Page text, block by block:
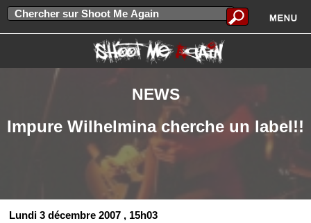
NEWS
Impure Wilhelmina cherche un label!!
Lundi 3 décembre 2007 , 15h03